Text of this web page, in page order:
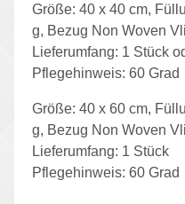
Größe: 40 x 40 cm,
g, Bezug Non Woven
Lieferumfang: 1 Stück
Pflegehinweis: 60 Grad
Größe: 40 x 60 cm,
g, Bezug Non Woven
Lieferumfang: 1 Stück
Pflegehinweis: 60 Grad